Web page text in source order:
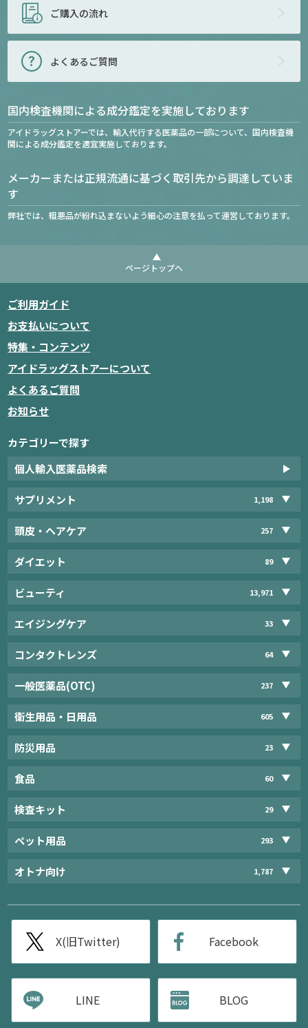
ご購入の流れ
よくあるご質問
国内検査機関による成分鑑定を実施しております
アイドラッグストアーでは、輸入代行する医薬品の一部について、国内検査機
関による成分鑑定を適宜実施しております。
メーカーまたは正規流通に基づく取引先から調達していま
す
弊社では、粗悪品が紛れ込まないよう細心の注意を払って運営しております。
ページトップへ
ご利用ガイド
お支払いについて
特集・コンテンツ
アイドラッグストアーについて
よくあるご質問
お知らせ
カテゴリーで探す
個人輸入医薬品検索
サプリメント 1,198
頭皮・ヘアケア 257
ダイエット 89
ビューティ 13,971
エイジングケア 33
コンタクトレンズ 64
一般医薬品(OTC) 237
衛生用品・日用品 605
防災用品 23
食品 60
検査キット 29
ペット用品 293
オトナ向け 1,787
X(旧Twitter) Facebook
LINE BLOG